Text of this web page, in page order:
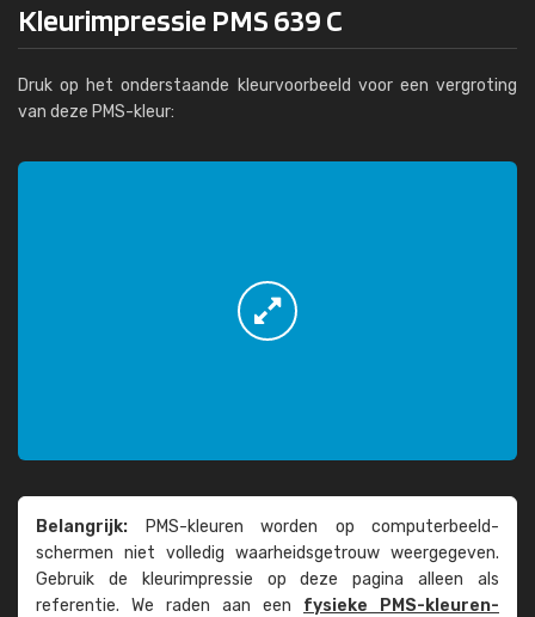
Kleurimpressie PMS 639 C
Druk op het onderstaande kleurvoorbeeld voor een vergroting
van deze PMS-kleur:
Belangrijk: PMS-kleuren worden op computer­beeld­
schermen niet volledig waarheids­­getrouw weer­gegeven.
Gebruik de kleur­impressie op deze pagina alleen als
referentie. We raden aan een fysieke PMS-kleuren­